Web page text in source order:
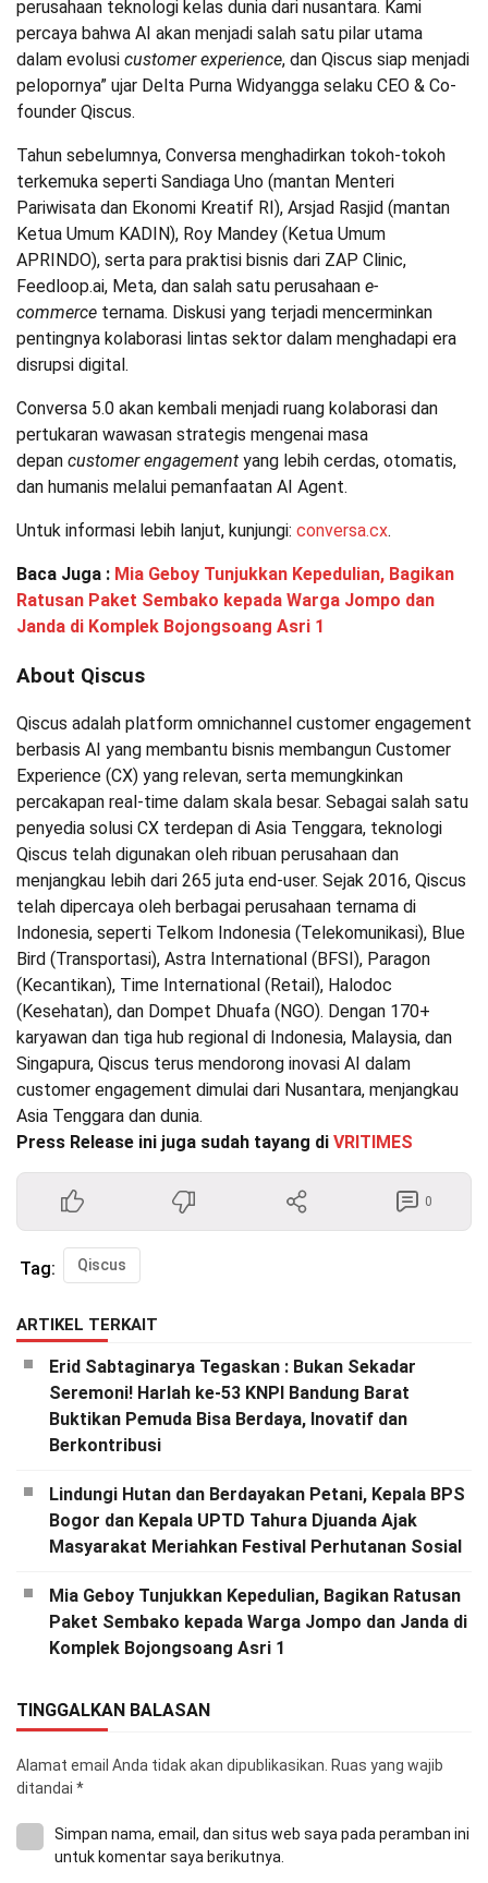
perusahaan teknologi kelas dunia dari nusantara. Kami
percaya bahwa AI akan menjadi salah satu pilar utama
dalam evolusi customer experience, dan Qiscus siap menjadi
pelopornya” ujar Delta Purna Widyangga selaku CEO & Co-
founder Qiscus.
Tahun sebelumnya, Conversa menghadirkan tokoh-tokoh
terkemuka seperti Sandiaga Uno (mantan Menteri
Pariwisata dan Ekonomi Kreatif RI), Arsjad Rasjid (mantan
Ketua Umum KADIN), Roy Mandey (Ketua Umum
APRINDO), serta para praktisi bisnis dari ZAP Clinic,
Feedloop.ai, Meta, dan salah satu perusahaan e-
commerce ternama. Diskusi yang terjadi mencerminkan
pentingnya kolaborasi lintas sektor dalam menghadapi era
disrupsi digital.
Conversa 5.0 akan kembali menjadi ruang kolaborasi dan
pertukaran wawasan strategis mengenai masa
depan customer engagement yang lebih cerdas, otomatis,
dan humanis melalui pemanfaatan AI Agent.
Untuk informasi lebih lanjut, kunjungi: conversa.cx.
Baca Juga : Mia Geboy Tunjukkan Kepedulian, Bagikan
Ratusan Paket Sembako kepada Warga Jompo dan
Janda di Komplek Bojongsoang Asri 1
About Qiscus
Qiscus adalah platform omnichannel customer engagement
berbasis AI yang membantu bisnis membangun Customer
Experience (CX) yang relevan, serta memungkinkan
percakapan real-time dalam skala besar. Sebagai salah satu
penyedia solusi CX terdepan di Asia Tenggara, teknologi
Qiscus telah digunakan oleh ribuan perusahaan dan
menjangkau lebih dari 265 juta end-user. Sejak 2016, Qiscus
telah dipercaya oleh berbagai perusahaan ternama di
Indonesia, seperti Telkom Indonesia (Telekomunikasi), Blue
Bird (Transportasi), Astra International (BFSI), Paragon
(Kecantikan), Time International (Retail), Halodoc
(Kesehatan), dan Dompet Dhuafa (NGO). Dengan 170+
karyawan dan tiga hub regional di Indonesia, Malaysia, dan
Singapura, Qiscus terus mendorong inovasi AI dalam
customer engagement dimulai dari Nusantara, menjangkau
Asia Tenggara dan dunia.
Press Release ini juga sudah tayang di VRITIMES
0
Tag: Qiscus
ARTIKEL TERKAIT
Erid Sabtaginarya Tegaskan : Bukan Sekadar
Seremoni! Harlah ke-53 KNPI Bandung Barat
Buktikan Pemuda Bisa Berdaya, Inovatif dan
Berkontribusi
Lindungi Hutan dan Berdayakan Petani, Kepala BPS
Bogor dan Kepala UPTD Tahura Djuanda Ajak
Masyarakat Meriahkan Festival Perhutanan Sosial
Mia Geboy Tunjukkan Kepedulian, Bagikan Ratusan
Paket Sembako kepada Warga Jompo dan Janda di
Komplek Bojongsoang Asri 1
TINGGALKAN BALASAN
Alamat email Anda tidak akan dipublikasikan. Ruas yang wajib
ditandai *
Simpan nama, email, dan situs web saya pada peramban ini
untuk komentar saya berikutnya.